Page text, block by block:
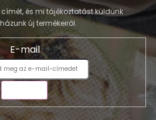
és mi tájékoztatást küldünk
új termékeiről.
E-mail